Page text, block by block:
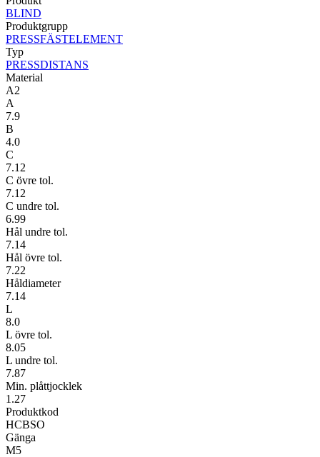
BLIND
Produktgrupp
PRESSFÄSTELEMENT
Typ
PRESSDISTANS
Material
A2
A
7.9
B
4.0
C
7.12
C övre tol.
7.12
C undre tol.
6.99
Hål undre tol.
7.14
Hål övre tol.
7.22
Håldiameter
7.14
L
8.0
L övre tol.
8.05
L undre tol.
7.87
Min. plåttjocklek
1.27
Produktkod
HCBSO
Gänga
M5